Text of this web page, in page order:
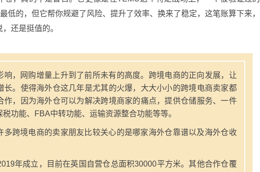
低的，但它帮你规避了风险、提升了效率、换来了稳定，这笔账算下来，
还是挺值的。
响，网购增量上升到了前所未有的高度。跨境电商的正向发展，让
长。使得海外仓这几年是尤其的火爆，大大小小的跨境电商卖家都
作，因为海外仓可以为解决跨境商家的痛点，提供仓储服务、一件
功能、FBA中转功能、运输资源整合功能等等。
多跨境电商的卖家朋友比较关心的是哪家海外仓靠谱以及海外仓收
年成立，目前在英国自营仓总面积30000平方米。其他合作仓覆